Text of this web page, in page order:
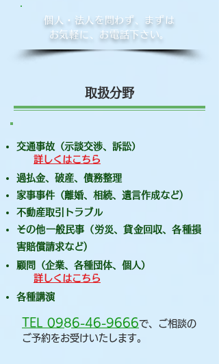
個人・法人を問わず、まずは
お気軽に、お電話下さい。
​取扱分野
交通事故（示談交渉、訴訟）
詳しくはこちら
過払金、破産、債務整理
家事事件（離婚、相続、遺言作成など)
不動産取引トラブル
​その他一般民事（労災、貸金回収、各種損
害賠償請求など)
顧問（企業、各種団体、個人）
詳しくはこちら
​各種講演
TEL 0986-46-9666で、ご相談の
ご予約をお受けいたします。